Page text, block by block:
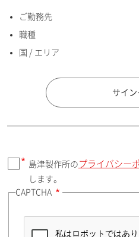
E-mailアドレス（半角英数
国 / エリア
郵便番号（勤務先）
住所
ご勤務先
職種
国 / エリア
サイン
島津製作所の プライバシー
します。
CAPTCHA